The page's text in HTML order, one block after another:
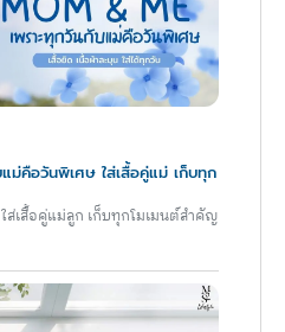
ม่คือวันพิเศษ ใส่เสื้อคู่แม่ เก็บทุก
ส่เสื้อคู่แม่ลูก เก็บทุกโมเมนต์สำคัญ